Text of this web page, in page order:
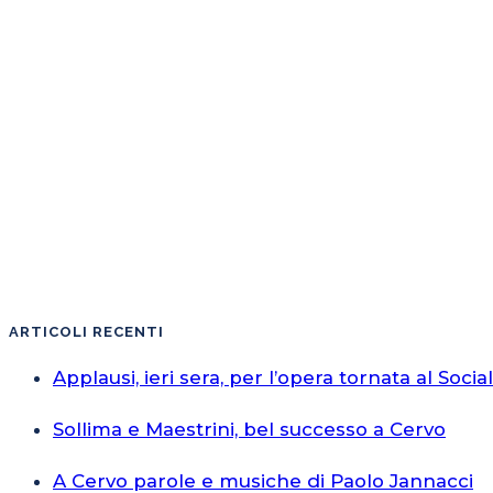
ARTICOLI RECENTI
Applausi, ieri sera, per l’opera tornata al
Sollima e Maestrini, bel successo a Cervo
A Cervo parole e musiche di Paolo Jannacci